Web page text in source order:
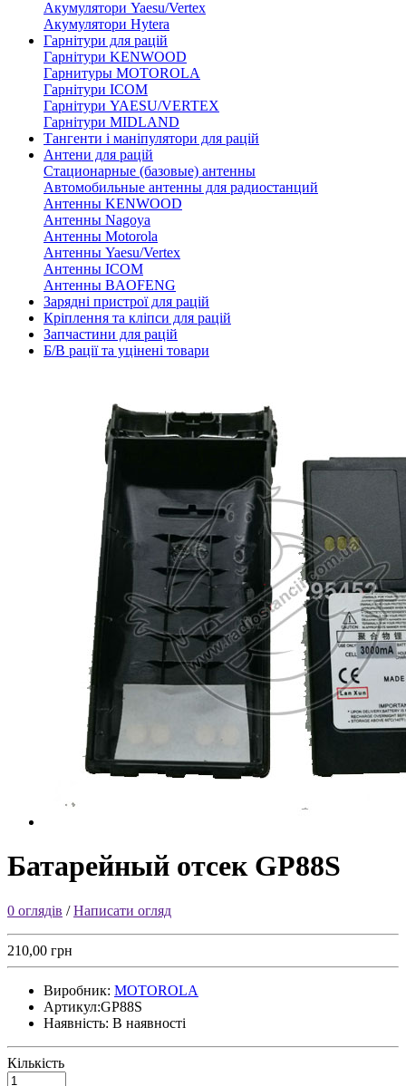
Акумулятори Yaesu/Vertex
Акумулятори Hytera
Гарнітури для рацій
Гарнітури KENWOOD
Гарнитуры MOTOROLA
Гарнітури ICOM
Гарнітури YAESU/VERTEX
Гарнітури MIDLAND
Тангенти і маніпулятори для рацій
Антени для рацій
Стационарные (базовые) антенны
Автомобильные антенны для радиостанций
Антенны KENWOOD
Антенны Nagoya
Антенны Motorola
Антенны Yaesu/Vertex
Антенны ICOM
Антенны BAOFENG
Зарядні пристрої для рацій
Кріплення та кліпси для рацій
Запчастини для рацій
Б/В рації та уцінені товари
Батарейный отсек GP88S
0 оглядів /Написати огляд
210,00 грн
Виробник: MOTOROLA
Артикул:GP88S
Наявність: В наявності
Кількість